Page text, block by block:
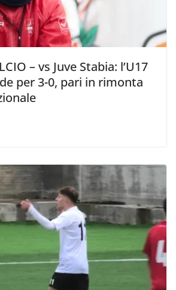
– vs Juve Stabia: l’U17
per 3-0, pari in rimonta